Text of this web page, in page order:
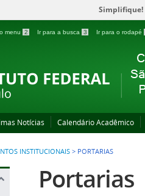
Simplifique!
menu 2 Ir para a busca 3 Ir para o rodapé
Notícias Calendário Acadêmico
INSTITUCIONAIS > PORTARIAS
Portarias